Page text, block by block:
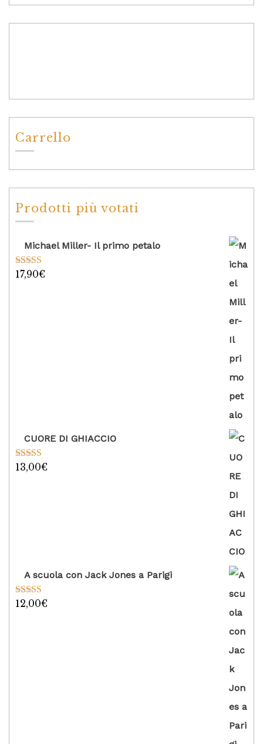
Carrello
Prodotti più votati
Michael Miller- Il primo petalo
Valutato
17,90€
CUORE DI GHIACCIO
Valutato
13,00€
A scuola con Jack Jones a Parigi
Valutato
12,00€